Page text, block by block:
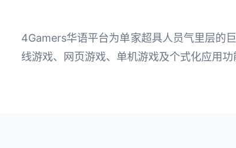
4Gamers华语平台为单家超具人员气里层的
线游戏、网页游戏、单机游戏及个式化应用